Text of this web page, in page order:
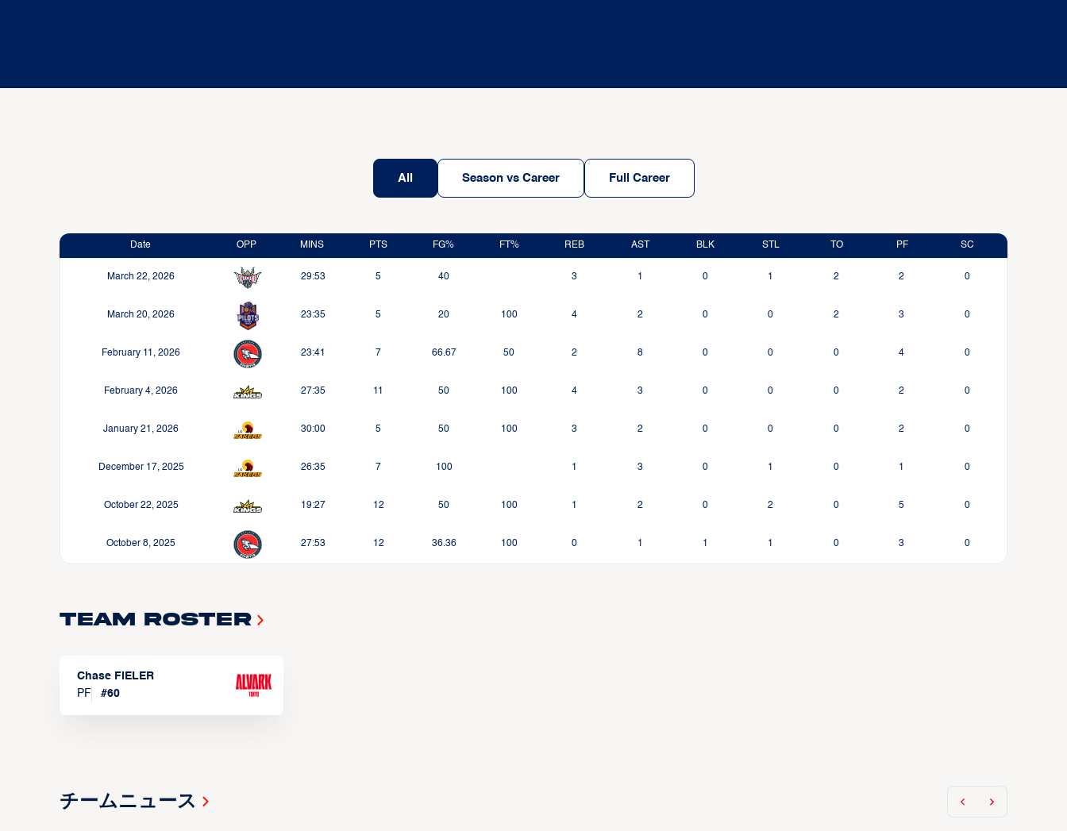
All Season vs Career Full Career
Date OPP MINS PTS FG% FT% REB AST BLK STL TO PF SC
March 22, 2026 29:53 5 40 3 1 0 1 2 2 0
March 20, 2026 23:35 5 20 100 4 2 0 0 2 3 0
February 11, 2026 23:41 7 66.67 50 2 8 0 0 0 4 0
February 4, 2026 27:35 11 50 100 4 3 0 0 0 2 0
January 21, 2026 30:00 5 50 100 3 2 0 0 0 2 0
December 17, 2025 26:35 7 100 1 3 0 1 0 1 0
October 22, 2025 19:27 12 50 100 1 2 0 2 0 5 0
October 8, 2025 27:53 12 36.36 100 0 1 1 1 0 3 0
Team Roster
Chase FIELER
PF
#60
チームニュース